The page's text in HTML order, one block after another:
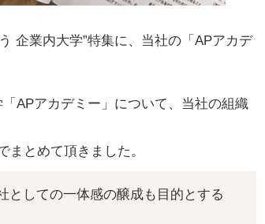
企業内大学”特集に、当社の「APアカデ
APアカデミー」について、当社の組織
とめて頂きました。
としての一体感の醸成も目的とする